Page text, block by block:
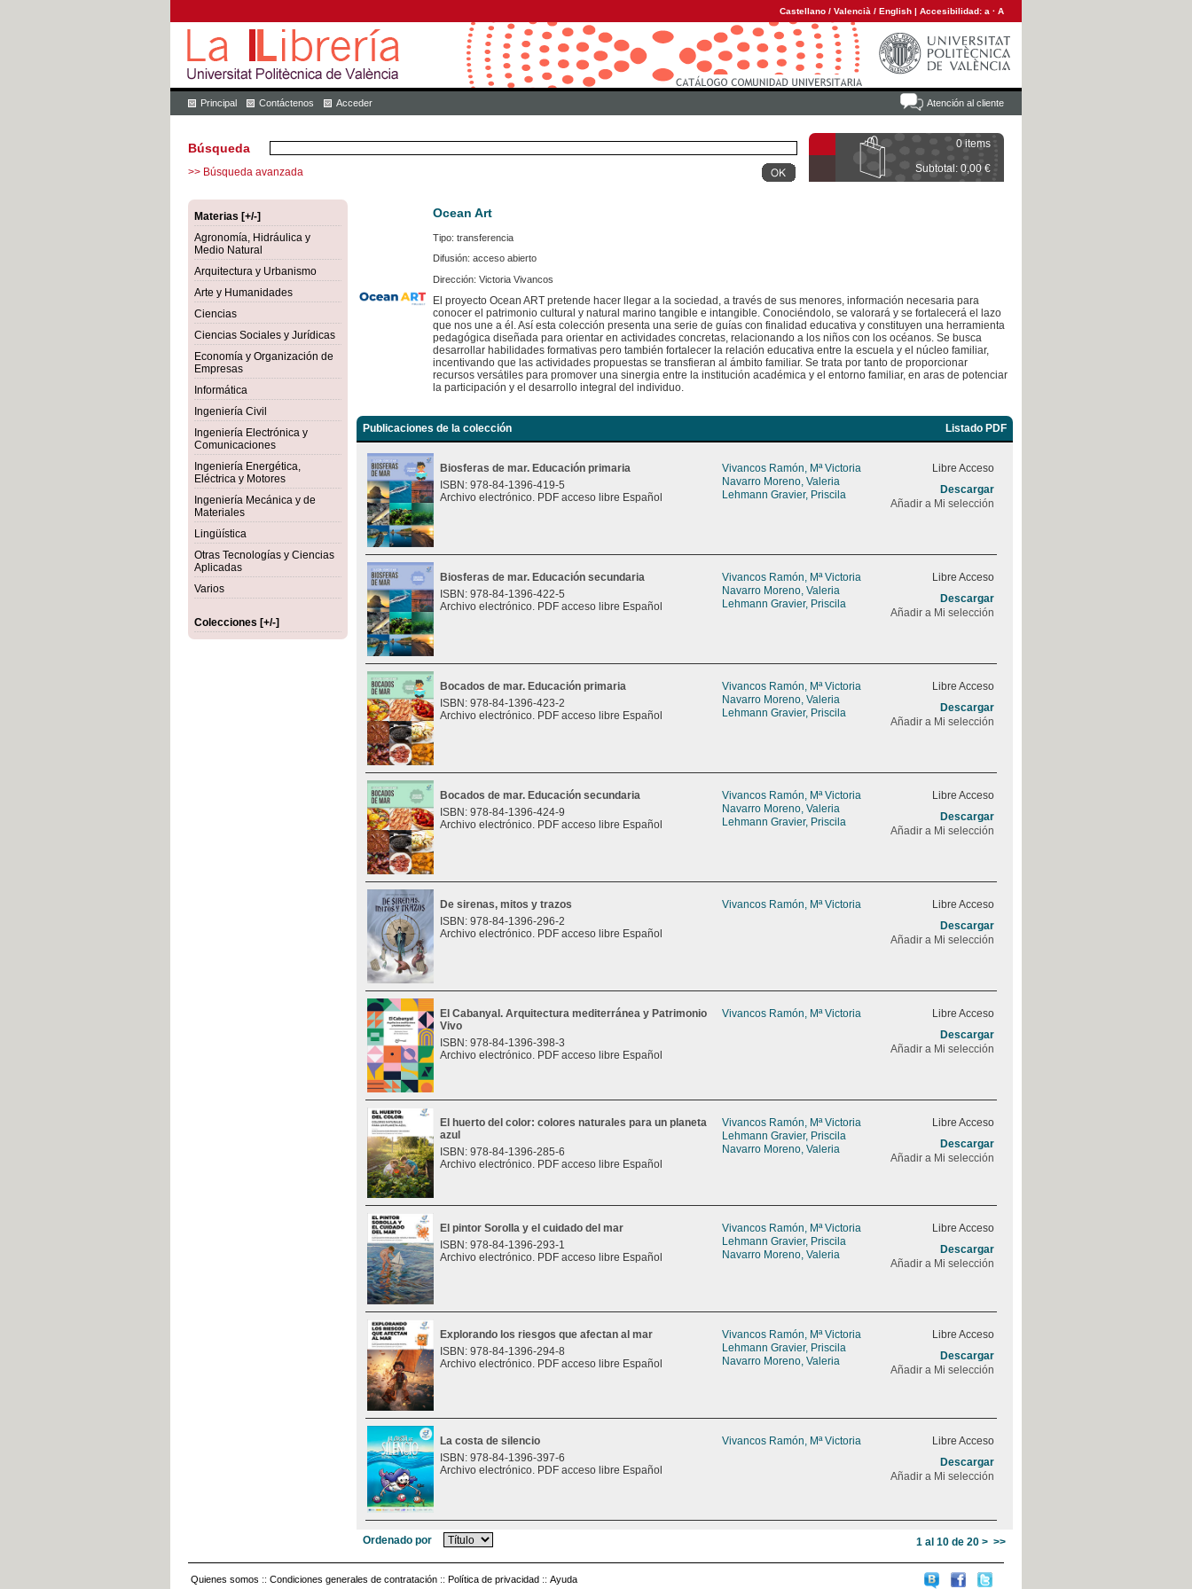
Castellano / Valencià / English | Accesibilidad: a · A
Atención al cliente
Principal Contáctenos Acceder
0 items
Subtotal: 0,00 €
Búsqueda
>> Búsqueda avanzada
Materias [+/-]
Agronomía, Hidráulica y
Medio Natural
Arquitectura y Urbanismo
Arte y Humanidades
Ciencias
Ciencias Sociales y Jurídicas
Economía y Organización de
Empresas
Informática
Ingeniería Civil
Ingeniería Electrónica y
Comunicaciones
Ingeniería Energética,
Eléctrica y Motores
Ingeniería Mecánica y de
Materiales
Lingüística
Otras Tecnologías y Ciencias
Aplicadas
Varios
Colecciones [+/-]
Ocean Art
Tipo: transferencia
Difusión: acceso abierto
Dirección: Victoria Vivancos
El proyecto Ocean ART pretende hacer llegar a la sociedad, a través de sus menores, información necesaria para
conocer el patrimonio cultural y natural marino tangible e intangible. Conociéndolo, se valorará y se fortalecerá el lazo
que nos une a él. Así esta colección presenta una serie de guías con finalidad educativa y constituyen una herramienta
pedagógica diseñada para orientar en actividades concretas, relacionando a los niños con los océanos. Se busca
desarrollar habilidades formativas pero también fortalecer la relación educativa entre la escuela y el núcleo familiar,
incentivando que las actividades propuestas se transfieran al ámbito familiar. Se trata por tanto de proporcionar
recursos versátiles para promover una sinergia entre la institución académica y el entorno familiar, en aras de potenciar
la participación y el desarrollo integral del individuo.
Publicaciones de la colección Listado PDF
Biosferas de mar. Educación primaria
ISBN: 978-84-1396-419-5
Archivo electrónico. PDF acceso libre Español
Vivancos Ramón, Mª Victoria
Navarro Moreno, Valeria
Lehmann Gravier, Priscila
Libre Acceso
Descargar
Añadir a Mi selección
Biosferas de mar. Educación secundaria
ISBN: 978-84-1396-422-5
Archivo electrónico. PDF acceso libre Español
Vivancos Ramón, Mª Victoria
Navarro Moreno, Valeria
Lehmann Gravier, Priscila
Libre Acceso
Descargar
Añadir a Mi selección
Bocados de mar. Educación primaria
ISBN: 978-84-1396-423-2
Archivo electrónico. PDF acceso libre Español
Vivancos Ramón, Mª Victoria
Navarro Moreno, Valeria
Lehmann Gravier, Priscila
Libre Acceso
Descargar
Añadir a Mi selección
Bocados de mar. Educación secundaria
ISBN: 978-84-1396-424-9
Archivo electrónico. PDF acceso libre Español
Vivancos Ramón, Mª Victoria
Navarro Moreno, Valeria
Lehmann Gravier, Priscila
Libre Acceso
Descargar
Añadir a Mi selección
De sirenas, mitos y trazos
ISBN: 978-84-1396-296-2
Archivo electrónico. PDF acceso libre Español
Vivancos Ramón, Mª Victoria
Libre Acceso
Descargar
Añadir a Mi selección
El Cabanyal. Arquitectura mediterránea y Patrimonio
Vivo
ISBN: 978-84-1396-398-3
Archivo electrónico. PDF acceso libre Español
Vivancos Ramón, Mª Victoria
Libre Acceso
Descargar
Añadir a Mi selección
El huerto del color: colores naturales para un planeta
azul
ISBN: 978-84-1396-285-6
Archivo electrónico. PDF acceso libre Español
Vivancos Ramón, Mª Victoria
Lehmann Gravier, Priscila
Navarro Moreno, Valeria
Libre Acceso
Descargar
Añadir a Mi selección
El pintor Sorolla y el cuidado del mar
ISBN: 978-84-1396-293-1
Archivo electrónico. PDF acceso libre Español
Vivancos Ramón, Mª Victoria
Lehmann Gravier, Priscila
Navarro Moreno, Valeria
Libre Acceso
Descargar
Añadir a Mi selección
Explorando los riesgos que afectan al mar
ISBN: 978-84-1396-294-8
Archivo electrónico. PDF acceso libre Español
Vivancos Ramón, Mª Victoria
Lehmann Gravier, Priscila
Navarro Moreno, Valeria
Libre Acceso
Descargar
Añadir a Mi selección
La costa de silencio
ISBN: 978-84-1396-397-6
Archivo electrónico. PDF acceso libre Español
Vivancos Ramón, Mª Victoria
Libre Acceso
Descargar
Añadir a Mi selección
Ordenado por 1 al 10 de 20 > >>
Quienes somos :: Condiciones generales de contratación :: Política de privacidad :: Ayuda